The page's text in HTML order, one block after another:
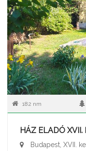
182 nm
HÁZ ELADÓ XVII.
Budapest, XVII.